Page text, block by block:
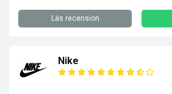
Läs recension
Nike